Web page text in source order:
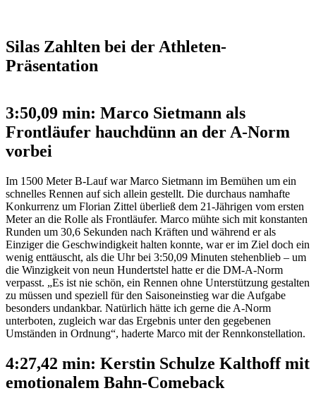
Silas Zahlten bei der Athleten-
Präsentation
3:50,09 min: Marco Sietmann als
Frontläufer hauchdünn an der A-Norm
vorbei
Im 1500 Meter B-Lauf war Marco Sietmann im Bemühen um ein
schnelles Rennen auf sich allein gestellt. Die durchaus namhafte
Konkurrenz um Florian Zittel überließ dem 21-Jährigen vom ersten
Meter an die Rolle als Frontläufer. Marco mühte sich mit konstanten
Runden um 30,6 Sekunden nach Kräften und während er als
Einziger die Geschwindigkeit halten konnte, war er im Ziel doch ein
wenig enttäuscht, als die Uhr bei 3:50,09 Minuten stehenblieb – um
die Winzigkeit von neun Hundertstel hatte er die DM-A-Norm
verpasst. „Es ist nie schön, ein Rennen ohne Unterstützung gestalten
zu müssen und speziell für den Saisoneinstieg war die Aufgabe
besonders undankbar. Natürlich hätte ich gerne die A-Norm
unterboten, zugleich war das Ergebnis unter den gegebenen
Umständen in Ordnung“, haderte Marco mit der Rennkonstellation.
4:27,42 min: Kerstin Schulze Kalthoff mit
emotionalem Bahn-Comeback